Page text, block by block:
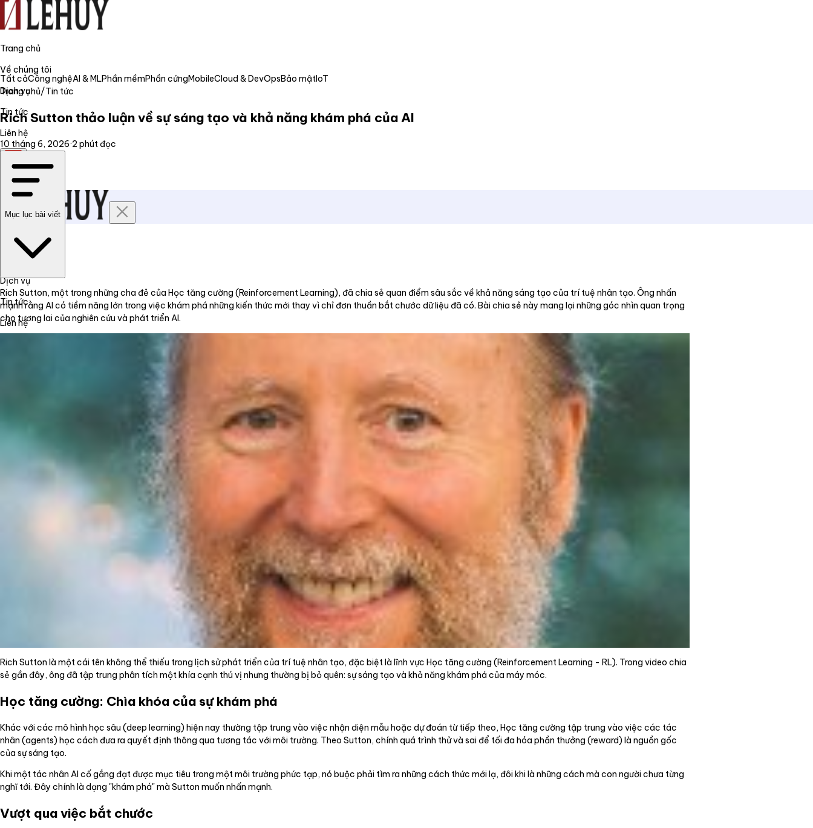
Trang chủ
Về chúng tôi
Dịch vụ
Tin tức
Liên hệ
Trang chủ
Về chúng tôi
Dịch vụ
Tin tức
Liên hệ
Tất cảCông nghệAI & MLPhần mềmPhần cứngMobileCloud & DevOpsBảo mậtIoT
Trang chủ/Tin tức
Rich Sutton thảo luận về sự sáng tạo và khả năng khám phá của AI
10 tháng 6, 2026·2 phút đọc
Mục lục bài viết
Rich Sutton, một trong những cha đẻ của Học tăng cường (Reinforcement Learning), đã chia sẻ quan điểm sâu sắc về khả năng sáng tạo của trí tuệ nhân tạo. Ông nhấn
mạnh rằng AI có tiềm năng lớn trong việc khám phá những kiến thức mới thay vì chỉ đơn thuần bắt chước dữ liệu đã có. Bài chia sẻ này mang lại những góc nhìn quan trọng
cho tương lai của nghiên cứu và phát triển AI.
Rich Sutton là một cái tên không thể thiếu trong lịch sử phát triển của trí tuệ nhân tạo, đặc biệt là lĩnh vực Học tăng cường (Reinforcement Learning - RL). Trong video chia
sẻ gần đây, ông đã tập trung phân tích một khía cạnh thú vị nhưng thường bị bỏ quên: sự sáng tạo và khả năng khám phá của máy móc.
Học tăng cường: Chìa khóa của sự khám phá
Khác với các mô hình học sâu (deep learning) hiện nay thường tập trung vào việc nhận diện mẫu hoặc dự đoán từ tiếp theo, Học tăng cường tập trung vào việc các tác
nhân (agents) học cách đưa ra quyết định thông qua tương tác với môi trường. Theo Sutton, chính quá trình thử và sai để tối đa hóa phần thưởng (reward) là nguồn gốc
của sự sáng tạo.
Khi một tác nhân AI cố gắng đạt được mục tiêu trong một môi trường phức tạp, nó buộc phải tìm ra những cách thức mới lạ, đôi khi là những cách mà con người chưa từng
nghĩ tới. Đây chính là dạng "khám phá" mà Sutton muốn nhấn mạnh.
Vượt qua việc bắt chước